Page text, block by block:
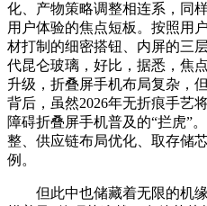
化、产物策略调整相连系，同
用户体验的焦点短板。按照用
材打制的细密搭钮、内屏的三
代昆仑玻璃，好比，据悉，焦
升级，折叠屏手机布局复杂，
背后，虽然2026年无折痕手艺
障碍折叠屏手机普及的“拦虎”
整、供应链布局优化、取存储
例。
但此中也储藏着无限的机缘